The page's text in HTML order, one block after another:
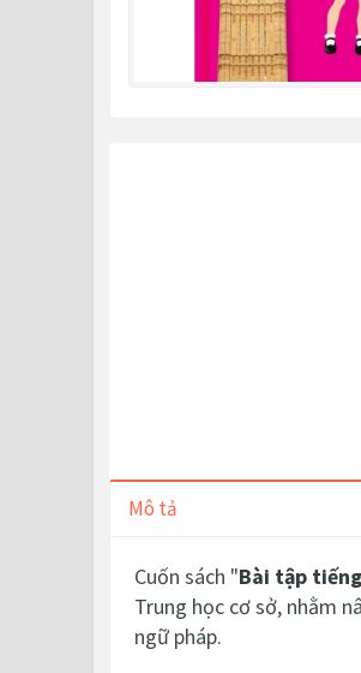
Mô tả
Cuốn sách "Bài tập
Trung học cơ sở, nhằm
ngữ pháp.